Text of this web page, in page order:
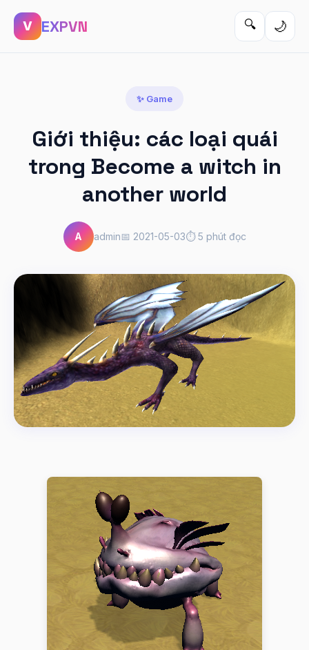
V EXPVN 🔍 🌙
✨ Game
Giới thiệu: các loại quái
trong Become a witch in
another world
A admin📅 2021-05-03⏱️ 5 phút đọc